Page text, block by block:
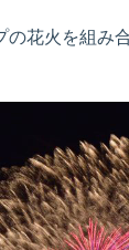
の花火を組み